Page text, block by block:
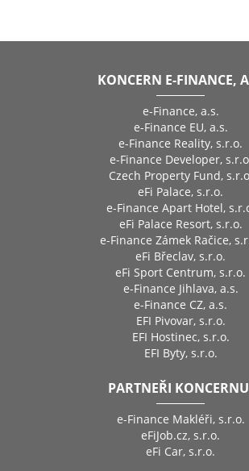
KONCERN E-FINANCE,
e-Finance, a.s.
e-Finance EU, a.s.
e-Finance Reality, s.r.o.
e-Finance Developer,
Czech Property Fund,
eFi Palace, s.r.o.
e-Finance Apart Hotel,
eFi Palace Resort, s.r.o.
e-Finance Zámek Račice,
eFi Břeclav, s.r.o.
eFi Sport Centrum, s.r.o.
e-Finance Jihlava, a.s.
e-Finance CZ, a.s.
EFI Pivovar, s.r.o.
EFI Hostinec, s.r.o.
EFI Byty, s.r.o.
PARTNEŘI
e-Finance Makléři, s.r.o.
eFiJob.cz, s.r.o.
eFi Car, s.r.o.